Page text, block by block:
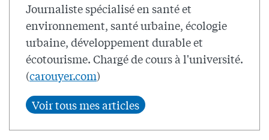
Journaliste spécialisé en santé et
environnement, santé urbaine, écologie
urbaine, développement durable et
écotourisme. Chargé de cours à l'université.
(carouyer.com)